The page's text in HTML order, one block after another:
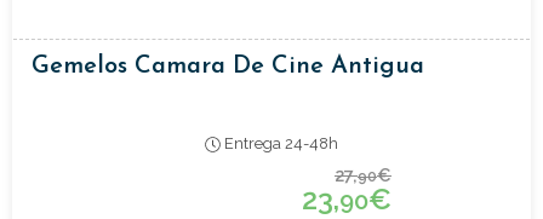
Gemelos Camara De Cine Antigua
Entrega 24-48h
27,90€
23,90€